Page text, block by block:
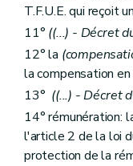
T.F.U.E. qui reçoit
11° ((...) - Décret
12° la
la compensation en
13° ((...) - Décret
14° rémunération:
l'article 2 de la loi
protection de la